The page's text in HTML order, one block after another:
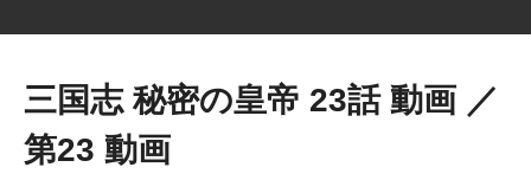
三国志 秘密の皇帝 23話 動画 ／
第23 動画